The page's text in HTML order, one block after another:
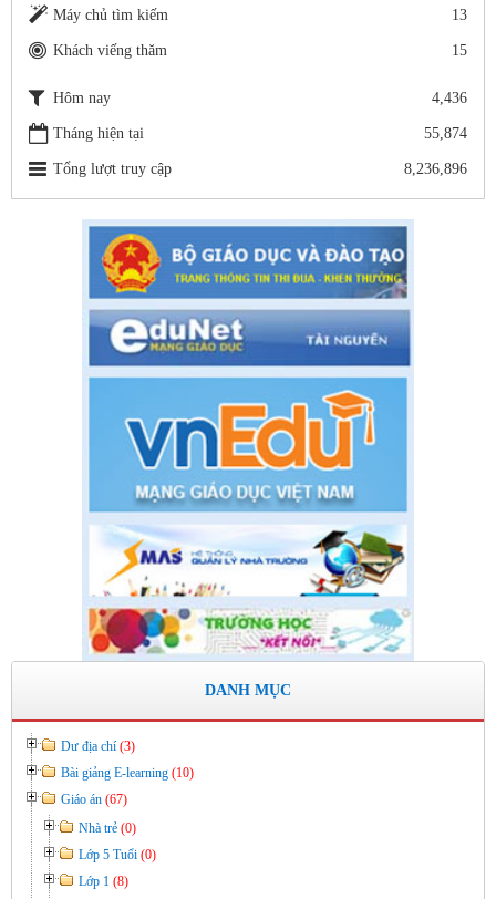
lượt xem: 3475 | lượt tải:646
Số 142/ KH-BCĐ ngày 12/6/2020
2020 - 2021.
Thời gian đăng: 26/06/2020
lượt xem: 5156 | lượt tải:1265
Chương trình song ngữ, tăng cường tiếng Pháp năm học 2020-
Thời gian đăng: 26/06/2020
lượt xem: 4187 | lượt tải:757
Số: 05 /KHCM - THVY NGÀY 10/9&
KẾ HOẠCH BỒI DƯỠNG VÀ PHÁT TRIỂN ĐỘI NGŨ NĂM
Thời gian đăng: 11/06/2020
lượt xem: 8579 | lượt tải:2799
Số: 03 /KH-THVY ngày 17/9�
KẾ HOẠCH CÔNG TÁC KIỂM TRA NỘI BỘ NĂM HỌC
2019– 2020
Thời gian đăng: 11/06/2020
lượt xem: 11764 | lượt tải:671
Số: 15 /QĐ-THVY ngày 10/9&#
QUYẾT ĐỊNH Về việc ban hành thực hiện Quy chế dân chủ
Máy chủ tìm kiếm 13
Khách viếng thăm 15
Hôm nay 4,436
Tháng hiện tại 55,874
Tổng lượt truy cập 8,236,896
DANH MỤC
Dư địa chí (3)
Bài giảng E-learning (10)
Giáo án (67)
Nhà trẻ (0)
Lớp 5 Tuổi (0)
Lớp 1 (8)